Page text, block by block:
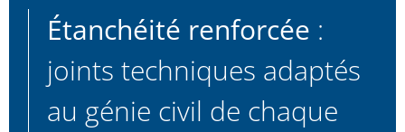
Étanchéité renforcée :
joints techniques adaptés
au génie civil de chaque